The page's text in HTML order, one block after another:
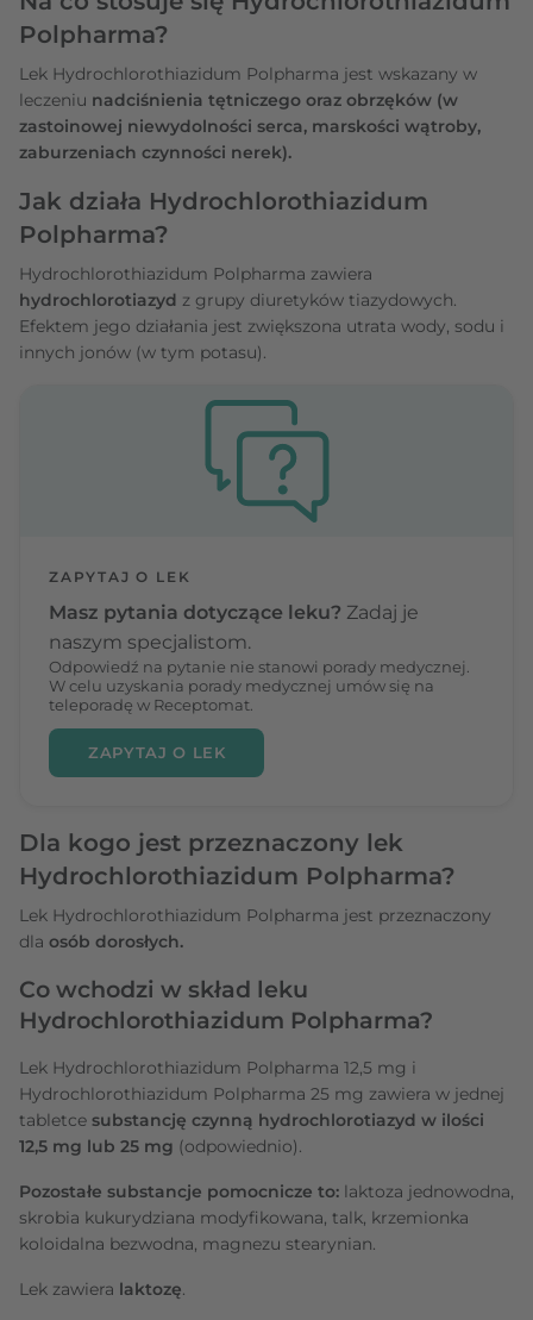
Polpharma?
Lek Hydrochlorothiazidum Polpharma jest wskazany w
leczeniu nadciśnienia tętniczego oraz obrzęków (w
zastoinowej niewydolności serca, marskości wątroby,
zaburzeniach czynności nerek).
Jak działa Hydrochlorothiazidum
Polpharma?
Hydrochlorothiazidum Polpharma zawiera
hydrochlorotiazyd z grupy diuretyków tiazydowych.
Efektem jego działania jest zwiększona utrata wody, sodu i
innych jonów (w tym potasu).
ZAPYTAJ O LEK
Masz pytania dotyczące leku? Zadaj je
naszym specjalistom.
Odpowiedź na pytanie nie stanowi porady medycznej.
W celu uzyskania porady medycznej umów się na
teleporadę w Receptomat.
ZAPYTAJ O LEK
Dla kogo jest przeznaczony lek
Hydrochlorothiazidum Polpharma?
Lek Hydrochlorothiazidum Polpharma jest przeznaczony
dla osób dorosłych.
Co wchodzi w skład leku
Hydrochlorothiazidum Polpharma?
Lek Hydrochlorothiazidum Polpharma 12,5 mg i
Hydrochlorothiazidum Polpharma 25 mg zawiera w jednej
tabletce substancję czynną hydrochlorotiazyd w ilości
12,5 mg lub 25 mg (odpowiednio).
Pozostałe substancje pomocnicze to: laktoza jednowodna,
skrobia kukurydziana modyfikowana, talk, krzemionka
koloidalna bezwodna, magnezu stearynian.
Lek zawiera laktozę.